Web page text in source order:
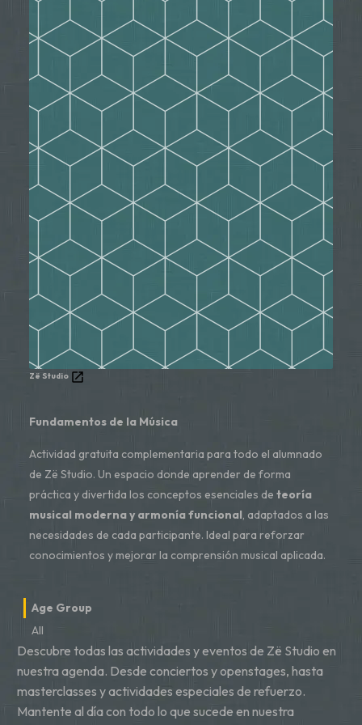
Zë Studio
Fundamentos de la Música
Actividad gratuita complementaria para todo el alumnado
de Zë Studio. Un espacio donde aprender de forma
práctica y divertida los conceptos esenciales de teoría
musical moderna y armonía funcional, adaptados a las
necesidades de cada participante. Ideal para reforzar
conocimientos y mejorar la comprensión musical aplicada.
Age Group
All
Descubre todas las actividades y eventos de Zë Studio en
nuestra agenda. Desde conciertos y openstages, hasta
masterclasses y actividades especiales de refuerzo.
Mantente al día con todo lo que sucede en nuestra